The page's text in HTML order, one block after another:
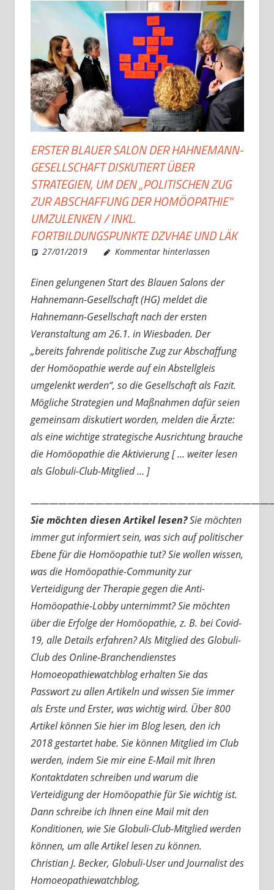
ERSTER BLAUER SALON DER HAHNEMANN-
GESELLSCHAFT DISKUTIERT ÜBER
STRATEGIEN, UM DEN „POLITISCHEN ZUG
ZUR ABSCHAFFUNG DER HOMÖOPATHIE“
UMZULENKEN / INKL.
FORTBILDUNGSPUNKTE DZVHAE UND LÄK
27/01/2019 Christian J. Becker
Allgemein
Kommentar hinterlassen
Einen gelungenen Start des Blauen Salons der
Hahnemann-Gesellschaft (HG) meldet die
Hahnemann-Gesellschaft nach der ersten
Veranstaltung am 26.1. in Wiesbaden. Der
„bereits fahrende politische Zug zur Abschaffung
der Homöopathie werde auf ein Abstellgleis
umgelenkt werden“, so die Gesellschaft als Fazit.
Mögliche Strategien und Maßnahmen dafür seien
gemeinsam diskutiert worden, melden die Ärzte:
als eine wichtige strategische Ausrichtung brauche
die Homöopathie die Aktivierung [ … weiter lesen
als Globuli-Club-Mitglied … ]
Sie möchten diesen Artikel lesen?Sie möchten
immer gut informiert sein, was sich auf politischer
Ebene für die Homöopathie tut? Sie wollen wissen,
was die Homöopathie-Community zur
Verteidigung der Therapie gegen die Anti-
Homöopathie-Lobby unternimmt? Sie möchten
über die Erfolge der Homöopathie, z. B. bei Covid-
19, alle Details erfahren? Als Mitglied des Globuli-
Club des Online-Branchendienstes
Homoeopathiewatchblog erhalten Sie das
Passwort zu allen Artikeln und wissen Sie immer
als Erste und Erster, was wichtig wird. Über 800
Artikel können Sie hier im Blog lesen, den ich
2018 gestartet habe. Sie können Mitglied im Club
werden, indem Sie mir eine E-Mail mit Ihren
Kontaktdaten schreiben und warum die
Verteidigung der Homöopathie für Sie wichtig ist.
Dann schreibe ich Ihnen eine Mail mit den
Konditionen, wie Sie Globuli-Club-Mitglied werden
können, um alle Artikel lesen zu können.
Christian J. Becker, Globuli-User und Journalist des
Homoeopathiewatchblog,